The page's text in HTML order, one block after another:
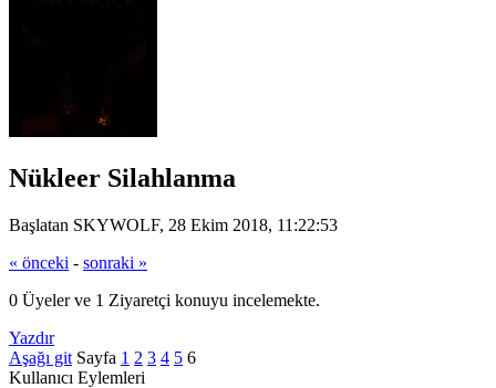
Nükleer Silahlanma
Başlatan SKYWOLF, 28 Ekim 2018, 11:22:53
« önceki - sonraki »
0 Üyeler ve 1 Ziyaretçi konuyu incelemekte.
Yazdır
Aşağı git Sayfa 1 2 3 4 5 6
Kullanıcı Eylemleri